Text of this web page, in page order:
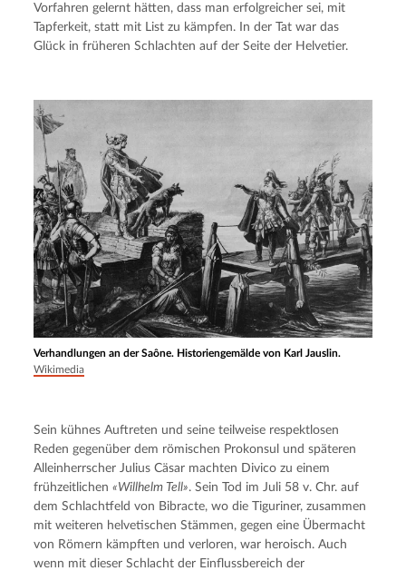
Vorfahren gelernt hätten, dass man erfolgreicher sei, mit
Tapferkeit, statt mit List zu kämpfen. In der Tat war das
Glück in früheren Schlachten auf der Seite der Helvetier.
Verhandlungen an der Saône. Historiengemälde von Karl Jauslin.
Wikimedia
Sein kühnes Auftreten und seine teilweise respektlosen
Reden gegenüber dem römischen Prokonsul und späteren
Alleinherrscher Julius Cäsar machten Divico zu einem
frühzeitlichen «Willhelm Tell». Sein Tod im Juli 58 v. Chr. auf
dem Schlachtfeld von Bibracte, wo die Tiguriner, zusammen
mit weiteren helvetischen Stämmen, gegen eine Übermacht
von Römern kämpften und verloren, war heroisch. Auch
wenn mit dieser Schlacht der Einflussbereich der